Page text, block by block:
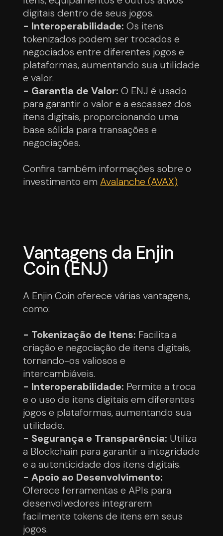
digitais dentro de seus jogos.
- Interoperabilidade: Os itens
tokenizados podem ser trocados e
negociados entre diferentes jogos e
plataformas, aumentando sua utilidade
e valor.
- Garantia de Valor: O ENJ é usado
para garantir o valor e a escassez dos
itens digitais, proporcionando uma
base sólida para transações e
negociações.
Confira também informações sobre o
investimento emAvalanche (AVAX)
Vantagens da Enjin
Coin (ENJ)
A Enjin Coin oferece várias vantagens,
como:
- Tokenização de Itens: Facilita a
criação e negociação de itens digitais,
tornando-os valiosos e
intercambiáveis.
- Interoperabilidade: Permite a troca
e o uso de itens digitais em diferentes
jogos e plataformas, aumentando sua
utilidade.
- Segurança e Transparência: Utiliza
a Blockchain para garantir a integridade
e a autenticidade dos itens digitais.
- Apoio ao Desenvolvimento:
Oferece ferramentas e APIs para
desenvolvedores integrarem
facilmente tokens de itens em seus
jogos.